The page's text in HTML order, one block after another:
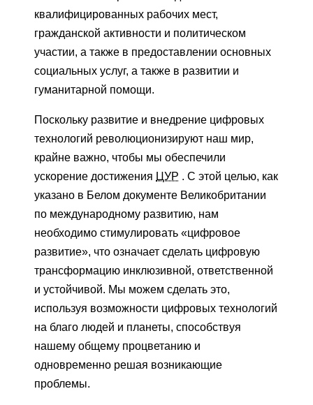
квалифицированных рабочих мест,
гражданской активности и политическом
участии, а также в предоставлении основных
социальных услуг, а также в развитии и
гуманитарной помощи.
Поскольку развитие и внедрение цифровых
технологий революционизируют наш мир,
крайне важно, чтобы мы обеспечили
ускорение достижения ЦУР . С этой целью, как
указано в Белом документе Великобритании
по международному развитию, нам
необходимо стимулировать «цифровое
развитие», что означает сделать цифровую
трансформацию инклюзивной, ответственной
и устойчивой. Мы можем сделать это,
используя возможности цифровых технологий
на благо людей и планеты, способствуя
нашему общему процветанию и
одновременно решая возникающие
проблемы.